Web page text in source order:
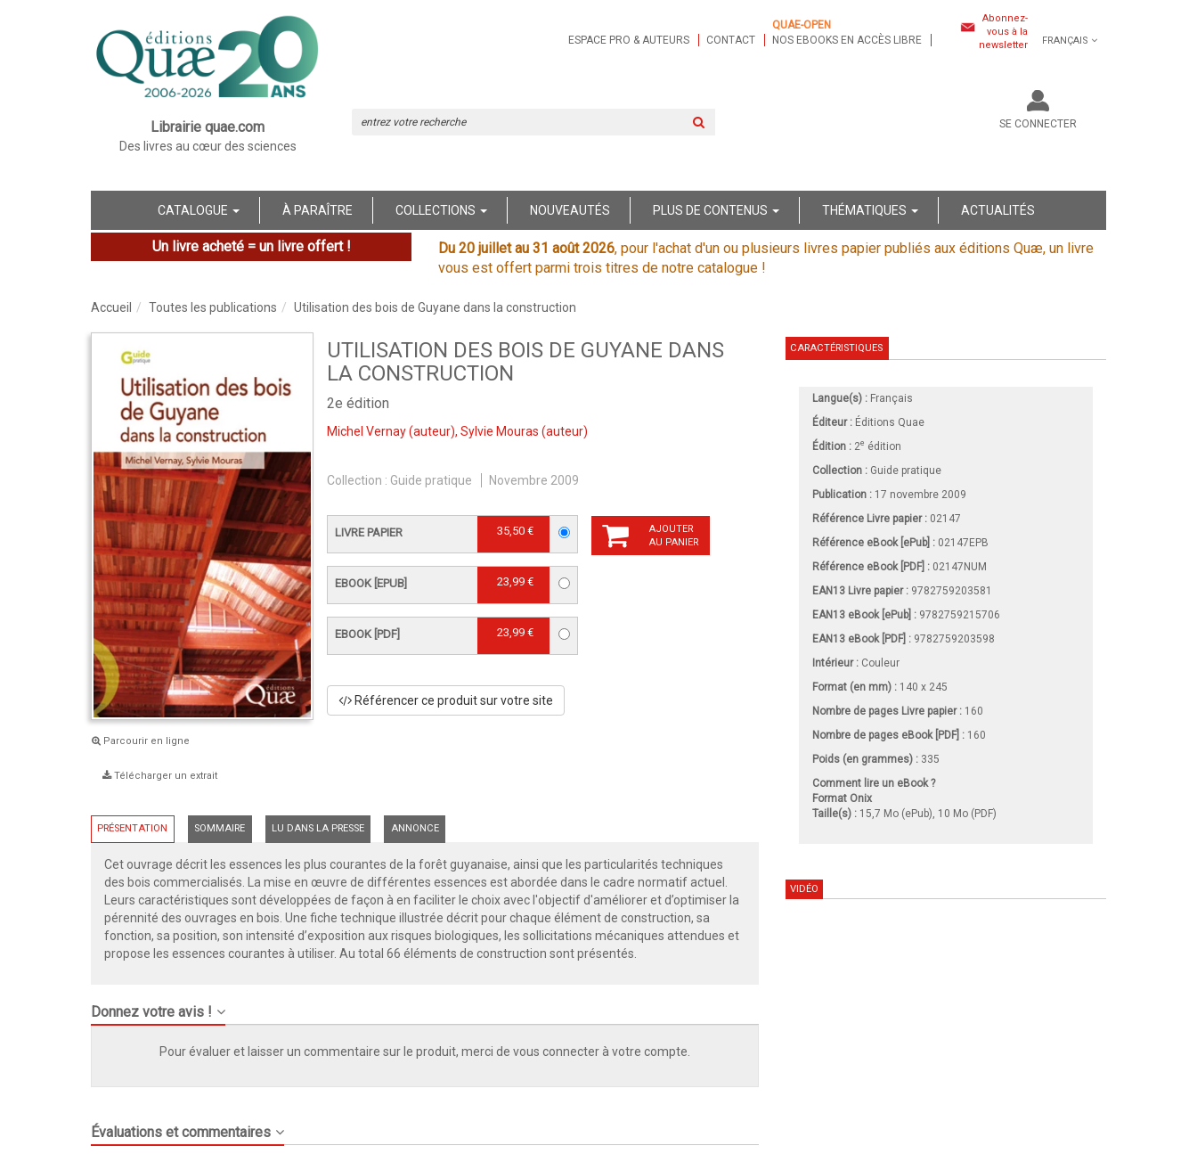
Librairie quae.com
Des livres au cœur des sciences
ESPACE PRO & AUTEURS CONTACT
QUAE-OPEN
NOS EBOOKS EN ACCÈS LIBRE
Abonnez-
vous à la
newsletter
FRANÇAIS
SE CONNECTER
CATALOGUE À PARAÎTRE COLLECTIONS NOUVEAUTÉS PLUS DE CONTENUS THÉMATIQUES ACTUALITÉS
Un livre acheté = un livre offert ! Du 20 juillet au 31 août 2026, pour l'achat d'un ou plusieurs livres papier publiés aux éditions Quæ, un livre
vous est offert parmi trois titres de notre catalogue !
Accueil Toutes les publications Utilisation des bois de Guyane dans la construction
Parcourir en ligne
Télécharger un extrait
UTILISATION DES BOIS DE GUYANE DANS
LA CONSTRUCTION
2e édition
Michel Vernay(auteur), Sylvie Mouras (auteur)
Collection : Guide pratique Novembre 2009
LIVRE PAPIER 35,50 €
EBOOK [EPUB] 23,99 €
EBOOK [PDF] 23,99 €
AJOUTER
AU PANIER
Référencer ce produit sur votre site
PRÉSENTATION SOMMAIRE LU DANS LA PRESSE ANNONCE
Cet ouvrage décrit les essences les plus courantes de la forêt guyanaise, ainsi que les particularités techniques
des bois commercialisés. La mise en œuvre de différentes essences est abordée dans le cadre normatif actuel.
Leurs caractéristiques sont développées de façon à en faciliter le choix avec l'objectif d'améliorer et d’optimiser la
pérennité des ouvrages en bois. Une fiche technique illustrée décrit pour chaque élément de construction, sa
fonction, sa position, son intensité d’exposition aux risques biologiques, les sollicitations mécaniques attendues et
propose les essences courantes à utiliser. Au total 66 éléments de construction sont présentés.
Donnez votre avis !
Pour évaluer et laisser un commentaire sur le produit, merci de vous connecter à votre compte.
Évaluations et commentaires
CARACTÉRISTIQUES
Langue(s) : Français
Éditeur : Éditions Quae
Édition : 2e édition
Collection : Guide pratique
Publication : 17 novembre 2009
Référence Livre papier : 02147
Référence eBook [ePub] : 02147EPB
Référence eBook [PDF] : 02147NUM
EAN13 Livre papier : 9782759203581
EAN13 eBook [ePub] : 9782759215706
EAN13 eBook [PDF] : 9782759203598
Intérieur : Couleur
Format (en mm) : 140 x 245
Nombre de pages Livre papier: 160
Nombre de pages eBook [PDF] : 160
Poids (en grammes) : 335
Comment lire un eBook ?
Format Onix
Taille(s) : 15,7 Mo (ePub), 10 Mo (PDF)
VIDÉO